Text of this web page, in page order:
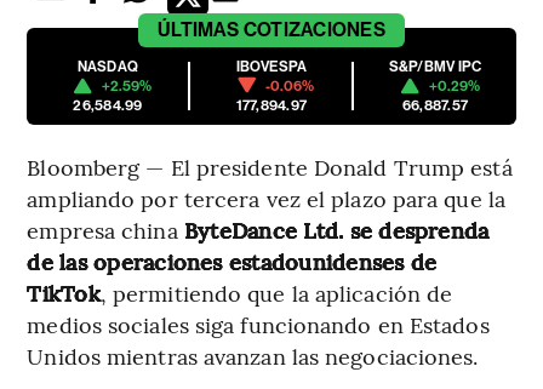
ÚLTIMAS COTIZACIONES
NASDAQ
+2.59%
26,584.99
IBOVESPA
-0.06%
177,894.97
S&P/BMV IPC
+0.29%
66,887.57
Bloomberg — El presidente Donald Trump está
ampliando por tercera vez el plazo para que la
empresa china ByteDance Ltd. se desprenda
de las operaciones estadounidenses de
TikTok, permitiendo que la aplicación de
medios sociales siga funcionando en Estados
Unidos mientras avanzan las negociaciones.